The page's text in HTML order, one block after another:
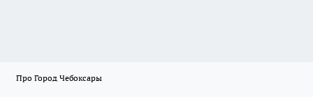
Про Город Чебоксары